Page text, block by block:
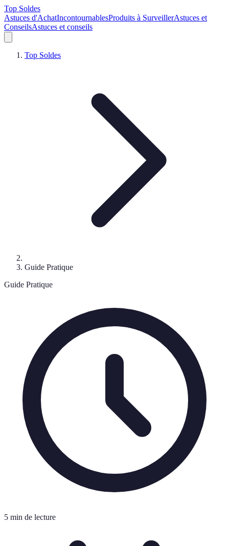
Top Soldes
Astuces d'AchatIncontournablesProduits à SurveillerAstuces et
ConseilsAstuces et conseils
Top Soldes
Guide Pratique
Guide Pratique
5 min de lecture